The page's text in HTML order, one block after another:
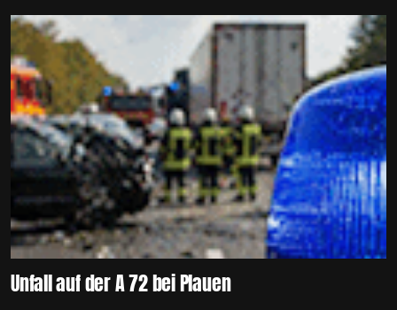
Unfall auf der A 72 bei Plauen